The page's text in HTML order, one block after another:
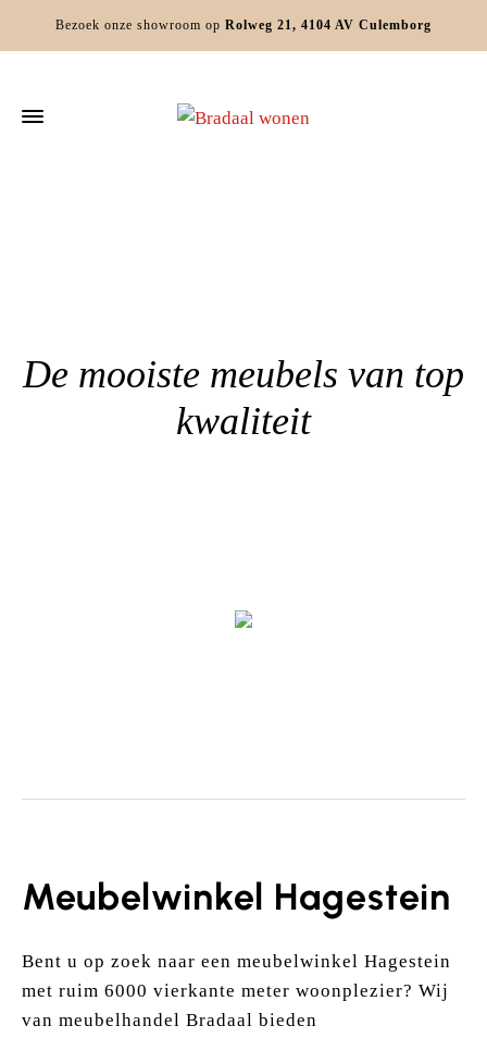
Bezoek onze showroom op Rolweg 21, 4104 AV Culemborg
De mooiste meubels van top
kwaliteit
Meubelwinkel Hagestein
Bent u op zoek naar een meubelwinkel Hagestein
met ruim 6000 vierkante meter woonplezier? Wij
van meubelhandel Bradaal bieden